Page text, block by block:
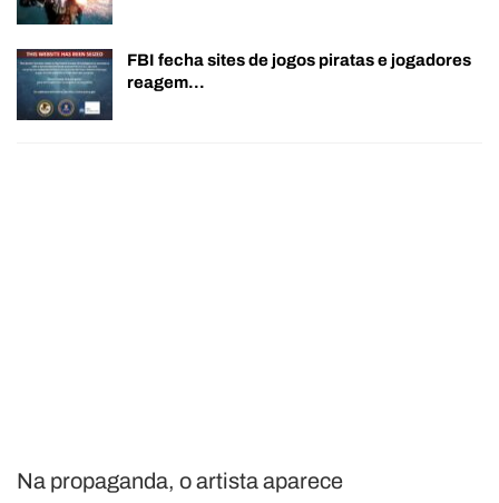
FBI fecha sites de jogos piratas e jogadores
reagem…
Na propaganda, o artista aparece